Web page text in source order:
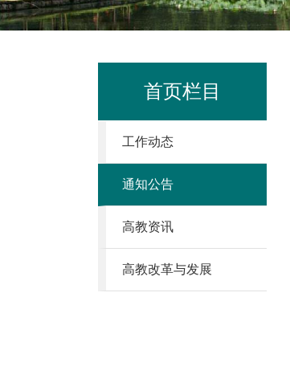
首页栏目
工作动态
通知公告
高教资讯
高教改革与发展